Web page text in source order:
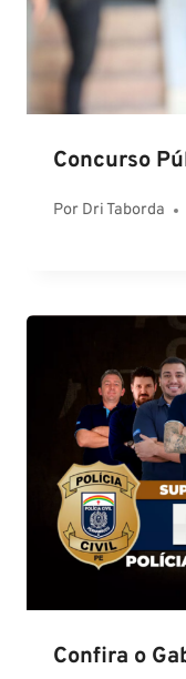
Concurso
Por Dri Taborda
Confira o